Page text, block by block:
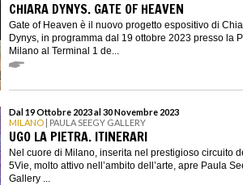
CHIARA DYNYS. GATE OF HEAVEN
Gate of Heaven è il nuovo progetto espositivo di
Dynys, in programma dal 19 ottobre 2023 presso la
Milano al Terminal 1 de...
Dal 19 Ottobre 2023 al 30 Novembre 2023
MILANO | PAULA SEEGY GALLERY
UGO LA PIETRA. ITINERARI
Nel cuore di Milano, inserita nel prestigioso circuito
5Vie, molto attivo nell’ambito dell’arte, apre Paula
Gallery ...